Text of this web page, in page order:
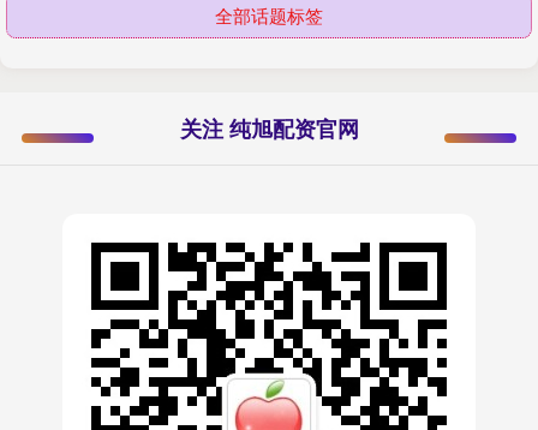
全部话题标签
关注 纯旭配资官网